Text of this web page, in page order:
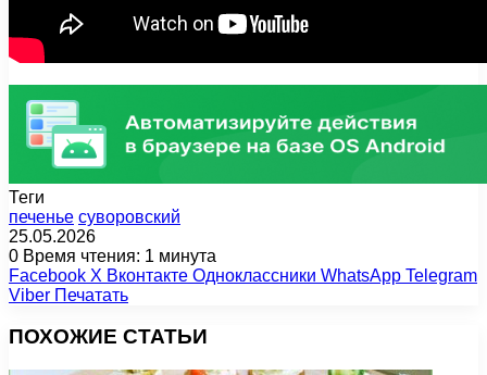
Теги
печенье суворовский
25.05.2026
0 Время чтения: 1 минута
Facebook X Вконтакте Одноклассники WhatsApp Telegram
Viber Печатать
ПОХОЖИЕ СТАТЬИ